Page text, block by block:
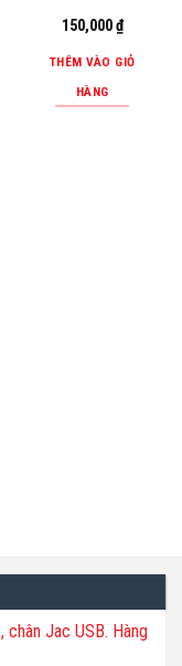
có
thể
được
chọn
150,000₫
THÊM VÀO GIỎ
HÀNG
chân Jac USB. Hàng